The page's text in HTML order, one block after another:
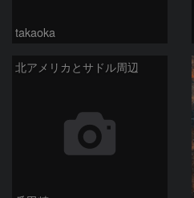
takaoka
北アメリカとサドル周辺